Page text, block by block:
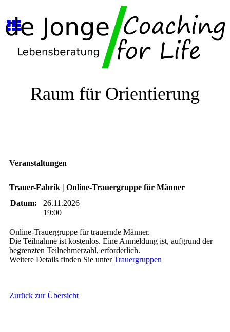
Raum für Orientierung
Veranstaltungen
Trauer-Fabrik | Online-Trauergruppe für Männer
Datum:
26.11.2026
19:00
Online-Trauergruppe für trauernde Männer.
Die Teilnahme ist kostenlos. Eine Anmeldung ist, aufgrund der
begrenzten Teilnehmerzahl, erforderlich.
Weitere Details finden Sie unterTrauergruppen
Zurück zur Übersicht